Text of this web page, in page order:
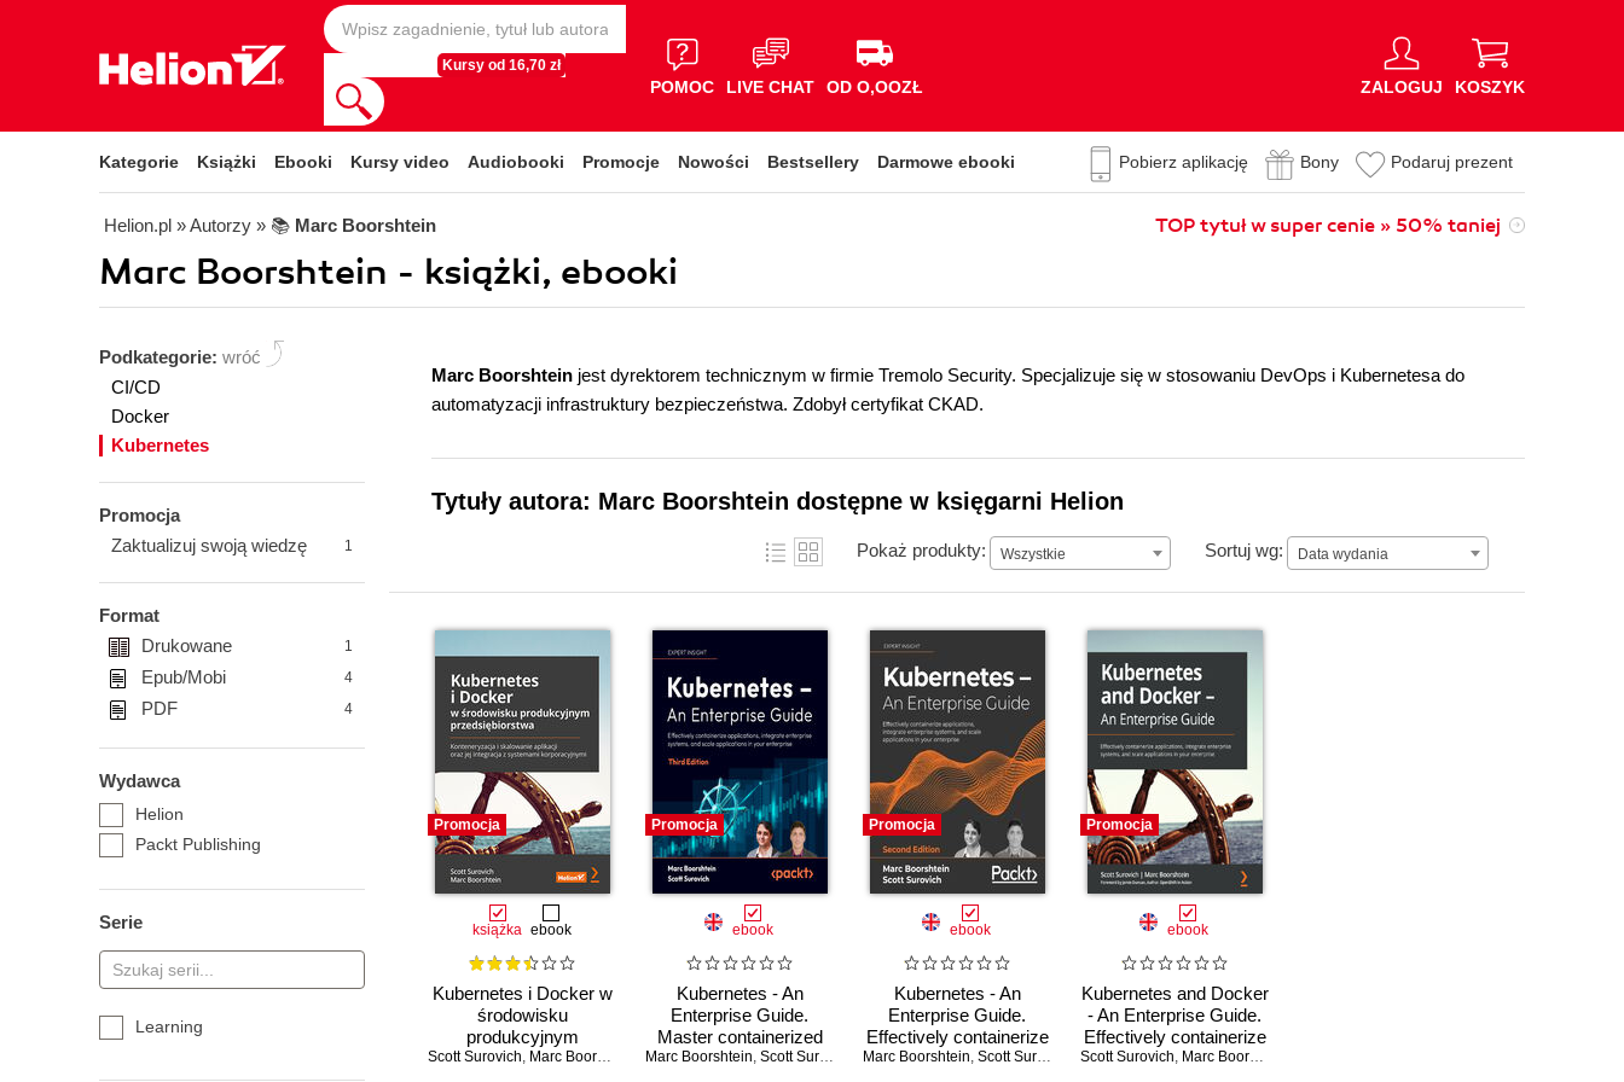
Kursy od 16,70 zł
POMOC LIVE CHAT OD O,OOZŁ ZALOGUJ KOSZYK
Kategorie Książki Ebooki Kursy video Audiobooki Promocje Nowości Bestsellery Darmowe ebooki Pobierz aplikację Bony Podaruj prezent
Helion.pl » Autorzy » 📚 Marc Boorshtein TOP tytuł w super cenie » 50% taniej
Marc Boorshtein - książki, ebooki
Podkategorie: wróć
CI/CD
Docker
Kubernetes
Promocja
Zaktualizuj swoją wiedzę
1
Format
Drukowane
1
Epub/Mobi 4
PDF 4
Wydawca
Helion
Packt Publishing
Serie
Learning
Marc Boorshtein jest dyrektorem technicznym w firmie Tremolo Security. Specjalizuje się w stosowaniu DevOps i Kubernetesa do
automatyzacji infrastruktury bezpieczeństwa. Zdobył certyfikat CKAD.
Tytuły autora: Marc Boorshtein dostępne w księgarni Helion
Pokaż produkty: Wszystkie Sortuj wg: Data wydania
Data wydania
Promocja
książka ebook
Kubernetes i Docker w
środowisku
produkcyjnym
przedsiębiorstwa.
Scott Surovich, Marc Boorshtein
Promocja
ebook
Kubernetes - An
Enterprise Guide.
Master containerized
application
Marc Boorshtein, Scott Surovich Ed Price
Promocja
ebook
Kubernetes - An
Enterprise Guide.
Effectively containerize
applications, integrate
Marc Boorshtein, Scott Surovich
Promocja
ebook
Kubernetes and Docker
- An Enterprise Guide.
Effectively containerize
applications, integrate
Scott Surovich, Marc Boorshtein